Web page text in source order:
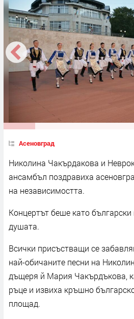
Асеновград
Николина Чакърдакова и
ансамбъл поздравиха
на независимостта.
Концертът беше като
душата.
Всички присъстващи се
най-обичаните песни на
дъщеря й Мария Чакърдъкова,
ръце и извиха кръшно
площад.